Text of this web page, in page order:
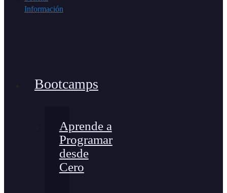
Información
Bootcamps
Aprende a
Programar
desde
Cero